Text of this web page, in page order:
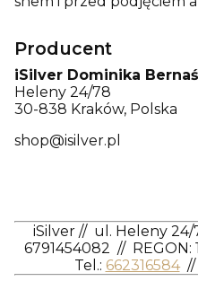
Producent
iSilver Dominika Bernaś
Heleny 24/78
30-838 Kraków, Polska
shop@isilver.pl
iSilver // ul. Heleny 24/
6791454082 // REGON:
Tel.: 662316584 //